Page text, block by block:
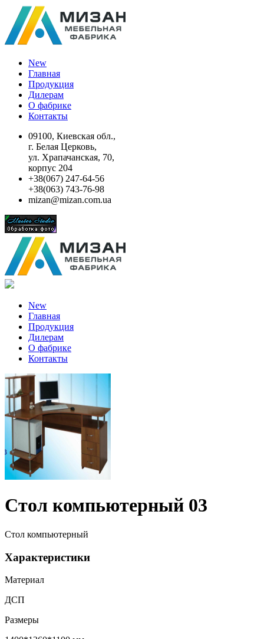
New
Главная
Продукция
Дилерам
О фабрике
Контакты
09100, Киевская обл.,
г. Белая Церковь,
ул. Храпачанская, 70,
корпус 204
+38(067) 247-64-56
+38(063) 743-76-98
mizan@mizan.com.ua
New
Главная
Продукция
Дилерам
О фабрике
Контакты
Стол компьютерный 03
Стол компьютерный
Характеристики
Материал
ДСП
Размеры